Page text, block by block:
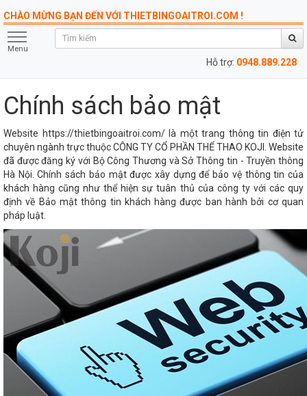
CHÀO MỪNG BẠN ĐẾN VỚI THIETBINGOAITROI.COM !
Menu
Hỗ trợ: 0948.889.228
Chính sách bảo mật
Website https://thietbingoaitroi.com/ là một trang thông tin điện tử
chuyên ngành trực thuộc CÔNG TY CỔ PHẦN THỂ THAO KOJI. Website
đã được đăng ký với Bộ Công Thương và Sở Thông tin - Truyền thông
Hà Nội. Chính sách bảo mật được xây dựng để bảo vệ thông tin của
khách hàng cũng như thể hiện sự tuân thủ của công ty với các quy
định về Bảo mật thông tin khách hàng được ban hành bởi cơ quan
pháp luật.